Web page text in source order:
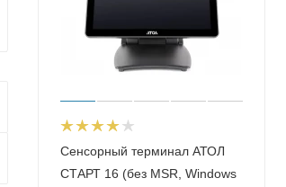
Сенсорный терминал АТОЛ
СТАРТ 16 (без MSR, Windows